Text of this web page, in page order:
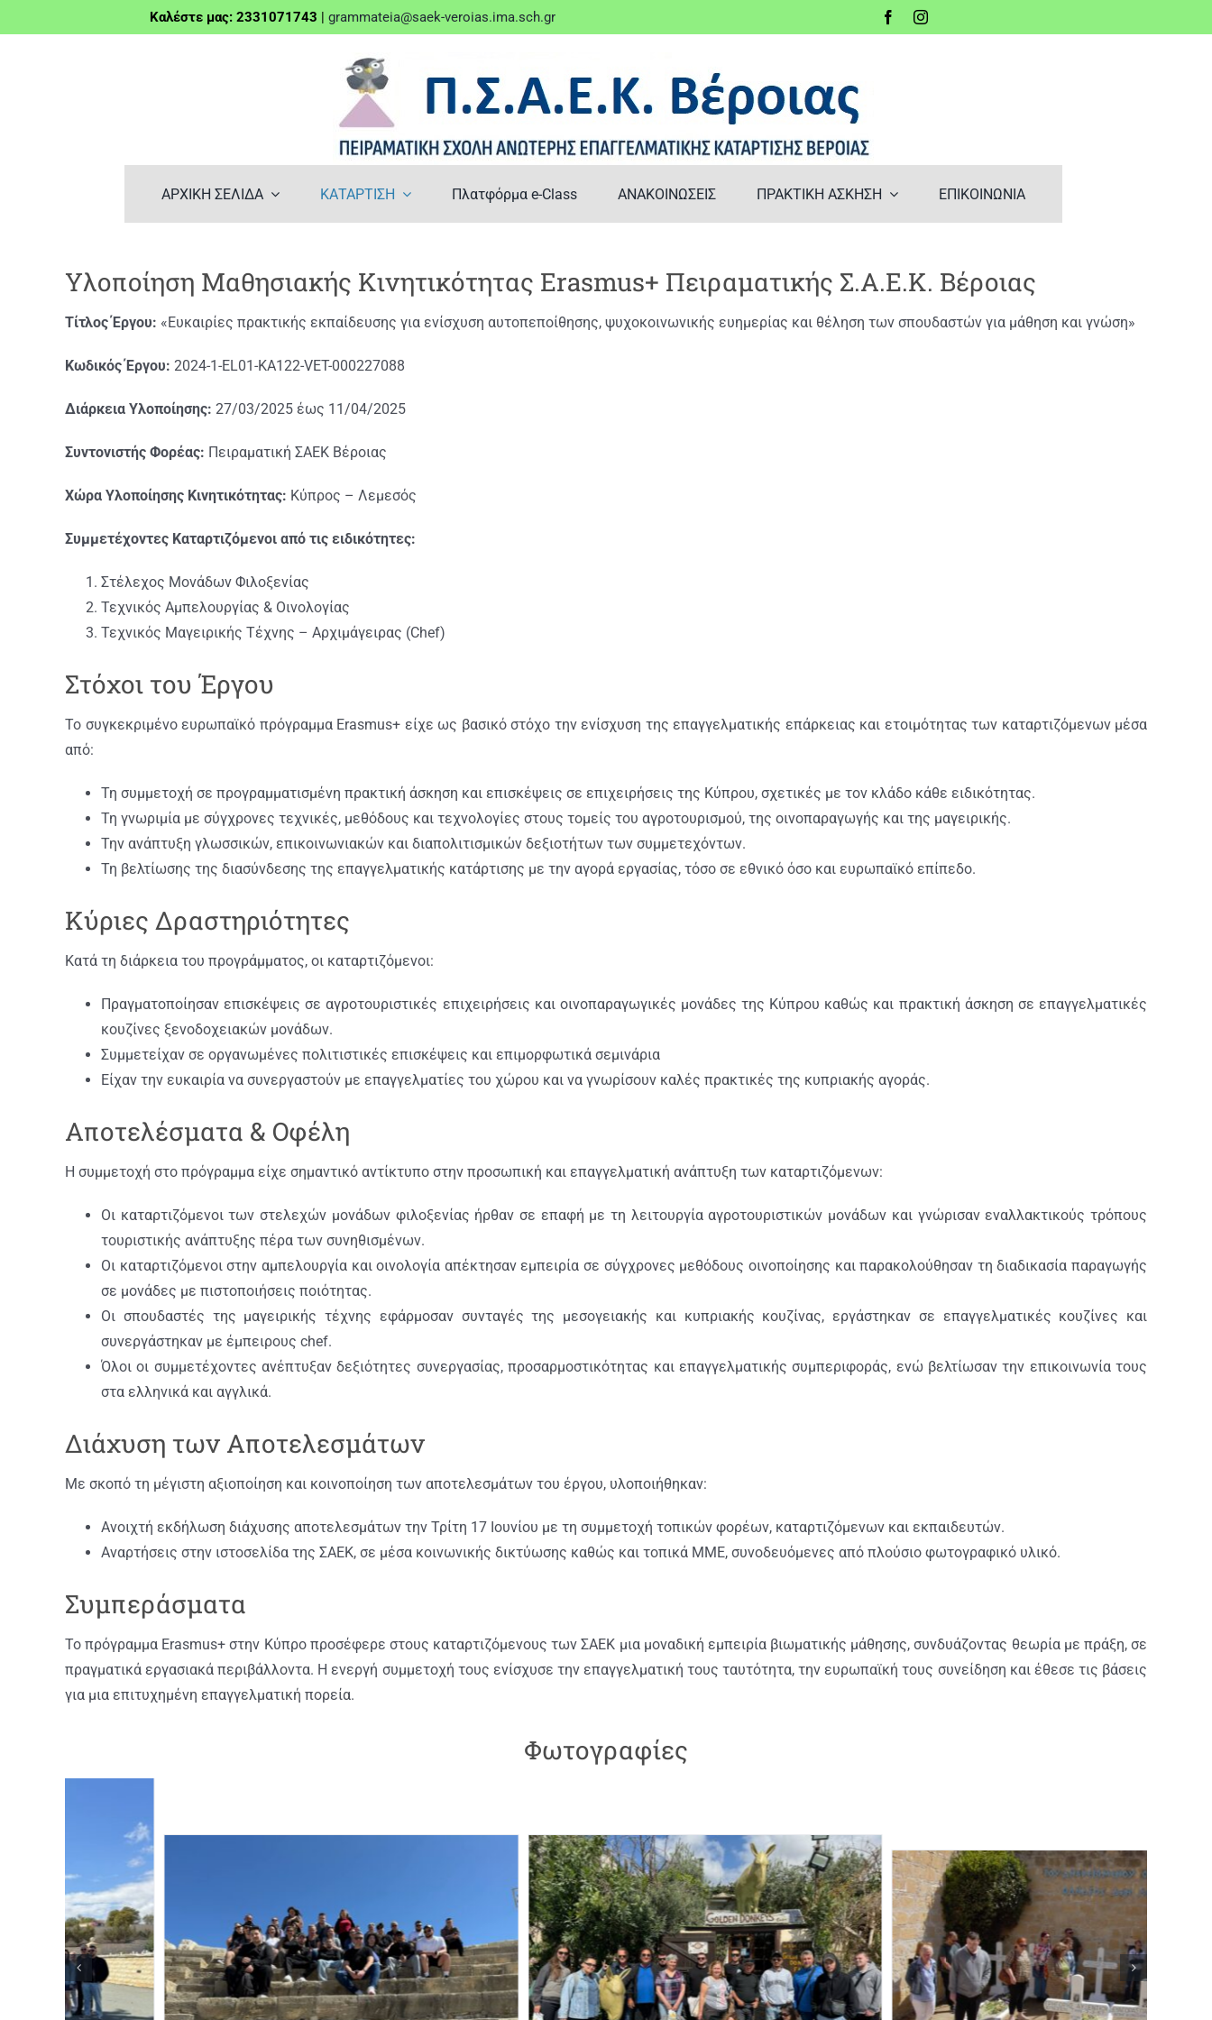
στο
Καλέστε μας: 2331071743 | grammateia@saek-veroias.ima.sch.gr
ΑΡΧΙΚΗ ΣΕΛΙΔΑ ΚΑΤΑΡΤΙΣΗ Πλατφόρμα e-Class ΑΝΑΚΟΙΝΩΣΕΙΣ ΠΡΑΚΤΙΚΗ ΑΣΚΗΣΗ ΕΠΙΚΟΙΝΩΝΙΑ
Υλοποίηση Μαθησιακής Κινητικότητας Erasmus+ Πειραματικής Σ.Α.Ε.Κ. Βέροιας
Τίτλος Έργου: «Ευκαιρίες πρακτικής εκπαίδευσης για ενίσχυση αυτοπεποίθησης, ψυχοκοινωνικής ευημερίας και θέληση των σπουδαστών για μάθηση και γνώση»
Κωδικός Έργου: 2024-1-EL01-KA122-VET-000227088
Διάρκεια Υλοποίησης: 27/03/2025 έως 11/04/2025
Συντονιστής Φορέας: Πειραματική ΣΑΕΚ Βέροιας
Χώρα Υλοποίησης Κινητικότητας: Κύπρος – Λεμεσός
Συμμετέχοντες Καταρτιζόμενοι από τις ειδικότητες:
Στέλεχος Μονάδων Φιλοξενίας
Τεχνικός Αμπελουργίας & Οινολογίας
Τεχνικός Μαγειρικής Τέχνης – Αρχιμάγειρας (Chef)
Στόχοι του Έργου
Το συγκεκριμένο ευρωπαϊκό πρόγραμμα Erasmus+ είχε ως βασικό στόχο την ενίσχυση της επαγγελματικής επάρκειας και ετοιμότητας των καταρτιζόμενων μέσα
από:
Τη συμμετοχή σε προγραμματισμένη πρακτική άσκηση και επισκέψεις σε επιχειρήσεις της Κύπρου, σχετικές με τον κλάδο κάθε ειδικότητας.
Τη γνωριμία με σύγχρονες τεχνικές, μεθόδους και τεχνολογίες στους τομείς του αγροτουρισμού, της οινοπαραγωγής και της μαγειρικής.
Την ανάπτυξη γλωσσικών, επικοινωνιακών και διαπολιτισμικών δεξιοτήτων των συμμετεχόντων.
Τη βελτίωσης της διασύνδεσης της επαγγελματικής κατάρτισης με την αγορά εργασίας, τόσο σε εθνικό όσο και ευρωπαϊκό επίπεδο.
Κύριες Δραστηριότητες
Κατά τη διάρκεια του προγράμματος, οι καταρτιζόμενοι:
Πραγματοποίησαν επισκέψεις σε αγροτουριστικές επιχειρήσεις και οινοπαραγωγικές μονάδες της Κύπρου καθώς και πρακτική άσκηση σε επαγγελματικές
κουζίνες ξενοδοχειακών μονάδων.
Συμμετείχαν σε οργανωμένες πολιτιστικές επισκέψεις και επιμορφωτικά σεμινάρια
Είχαν την ευκαιρία να συνεργαστούν με επαγγελματίες του χώρου και να γνωρίσουν καλές πρακτικές της κυπριακής αγοράς.
Αποτελέσματα & Οφέλη
Η συμμετοχή στο πρόγραμμα είχε σημαντικό αντίκτυπο στην προσωπική και επαγγελματική ανάπτυξη των καταρτιζόμενων:
Οι καταρτιζόμενοι των στελεχών μονάδων φιλοξενίας ήρθαν σε επαφή με τη λειτουργία αγροτουριστικών μονάδων και γνώρισαν εναλλακτικούς τρόπους
τουριστικής ανάπτυξης πέρα των συνηθισμένων.
Οι καταρτιζόμενοι στην αμπελουργία και οινολογία απέκτησαν εμπειρία σε σύγχρονες μεθόδους οινοποίησης και παρακολούθησαν τη διαδικασία παραγωγής
σε μονάδες με πιστοποιήσεις ποιότητας.
Οι σπουδαστές της μαγειρικής τέχνης εφάρμοσαν συνταγές της μεσογειακής και κυπριακής κουζίνας, εργάστηκαν σε επαγγελματικές κουζίνες και
συνεργάστηκαν με έμπειρους chef.
Όλοι οι συμμετέχοντες ανέπτυξαν δεξιότητες συνεργασίας, προσαρμοστικότητας και επαγγελματικής συμπεριφοράς, ενώ βελτίωσαν την επικοινωνία τους
στα ελληνικά και αγγλικά.
Διάχυση των Αποτελεσμάτων
Με σκοπό τη μέγιστη αξιοποίηση και κοινοποίηση των αποτελεσμάτων του έργου, υλοποιήθηκαν:
Ανοιχτή εκδήλωση διάχυσης αποτελεσμάτων την Τρίτη 17 Ιουνίου με τη συμμετοχή τοπικών φορέων, καταρτιζόμενων και εκπαιδευτών.
Αναρτήσεις στην ιστοσελίδα της ΣΑΕΚ, σε μέσα κοινωνικής δικτύωσης καθώς και τοπικά ΜΜΕ, συνοδευόμενες από πλούσιο φωτογραφικό υλικό.
Συμπεράσματα
Το πρόγραμμα Erasmus+ στην Κύπρο προσέφερε στους καταρτιζόμενους των ΣΑΕΚ μια μοναδική εμπειρία βιωματικής μάθησης, συνδυάζοντας θεωρία με πράξη, σε
πραγματικά εργασιακά περιβάλλοντα. Η ενεργή συμμετοχή τους ενίσχυσε την επαγγελματική τους ταυτότητα, την ευρωπαϊκή τους συνείδηση και έθεσε τις βάσεις
για μια επιτυχημένη επαγγελματική πορεία.
Φωτογραφίες